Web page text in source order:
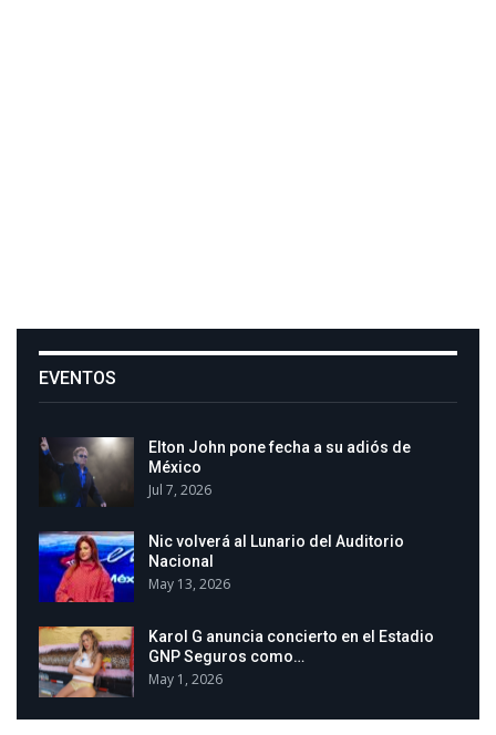
EVENTOS
Elton John pone fecha a su adiós de
México
Jul 7, 2026
Nic volverá al Lunario del Auditorio
Nacional
May 13, 2026
Karol G anuncia concierto en el Estadio
GNP Seguros como…
May 1, 2026